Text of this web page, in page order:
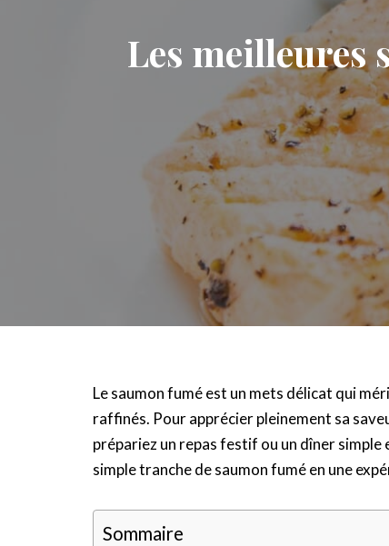
Les meilleures
Le saumon fumé est un mets délicat qui
raffinés. Pour apprécier pleinement sa
prépariez un repas festif ou un dîner
simple tranche de saumon fumé en une
Sommaire